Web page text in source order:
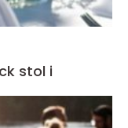
stol i